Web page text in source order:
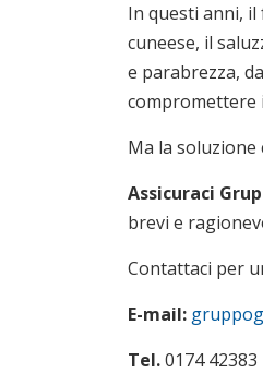
In questi anni,
cuneese, il
e parabrezza,
compromettere
Ma la soluzione
Assicuraci
brevi e
Contattaci per
E-mail:
Tel.0174 42383